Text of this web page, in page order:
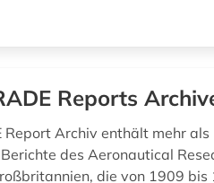
Reports
Report Archiv enthält mehr
des Aeronautical
die von 1909